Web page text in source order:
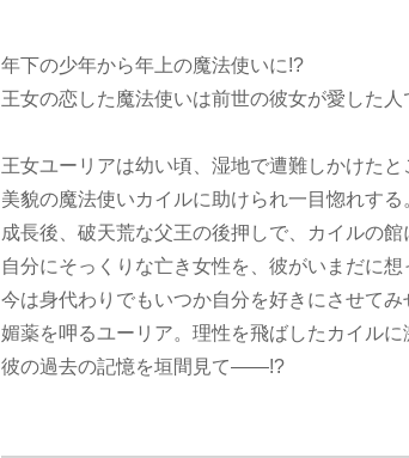
年下の少年から年上の魔法使いに!?
王女の恋した魔法使いは前世の彼女が愛した
王女ユーリアは幼い頃、湿地で遭難しかけたと
美貌の魔法使いカイルに助けられ一目惚れする
成長後、破天荒な父王の後押しで、カイルの
自分にそっくりな亡き女性を、彼がいまだに
今は身代わりでもいつか自分を好きにさせて
媚薬を呷るユーリア。理性を飛ばしたカイル
彼の過去の記憶を垣間見て――!?